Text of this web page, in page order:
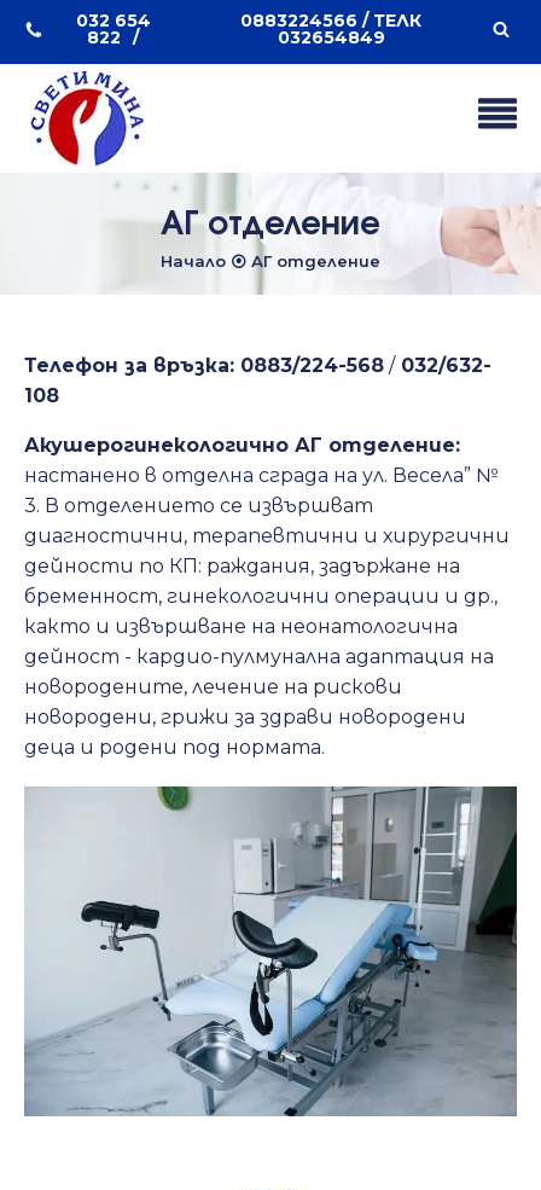
032 654
822
0883224566 / ТЕЛК
032654849
АГ отделение
Начало ⦿ АГ отделение
Телефон за връзка: 0883/224-568 / 032/632-
108
Акушерогинекологично АГ отделение:
настанено в отделна сграда на ул. Весела” №
3. В отделението се извършват
диагностични, терапевтични и хирургични
дейности по КП: раждания, задържане на
бременност, гинекологични операции и др.,
както и извършване на неонатологична
дейност - кардио-пулмунална адаптация на
новородените, лечение на рискови
новородени, грижи за здрави новородени
деца и родени под нормата.